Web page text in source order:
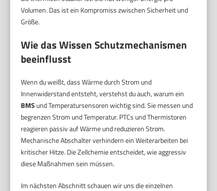
Volumen. Das ist ein Kompromiss zwischen Sicherheit und
Größe.
Wie das Wissen Schutzmechanismen
beeinflusst
Wenn du weißt, dass Wärme durch Strom und
Innenwiderstand entsteht, verstehst du auch, warum ein
BMS und Temperatursensoren wichtig sind. Sie messen und
begrenzen Strom und Temperatur. PTCs und Thermistoren
reagieren passiv auf Wärme und reduzieren Strom.
Mechanische Abschalter verhindern ein Weiterarbeiten bei
kritischer Hitze. Die Zellchemie entscheidet, wie aggressiv
diese Maßnahmen sein müssen.
Im nächsten Abschnitt schauen wir uns die einzelnen